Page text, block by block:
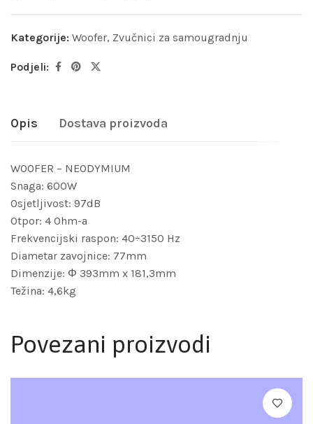
Kategorije: Woofer, Zvučnici za samougradnju
Podjeli:
Opis Dostava proizvoda
WOOFER – NEODYMIUM
Snaga: 600W
Osjetljivost: 97dB
Otpor: 4 Ohm-a
Frekvencijski raspon: 40÷3150 Hz
Diametar zavojnice: 77mm
Dimenzije: Φ 393mm x 181,3mm
Težina: 4,6kg
Povezani proizvodi